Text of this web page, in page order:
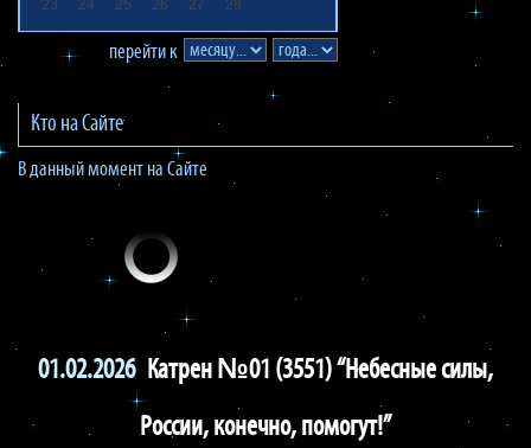
23
24 25 26 27 28
перейти к
Кто на Сайте
В данный момент на Сайте
01.02.2026 Катрен №01 (3551) “Небесные силы,
России, конечно, помогут!”